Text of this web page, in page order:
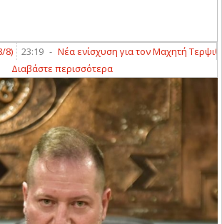
23:19 -
Νέα ενίσχυση για τον Μαχητή
Διαβάστε περισσότερα